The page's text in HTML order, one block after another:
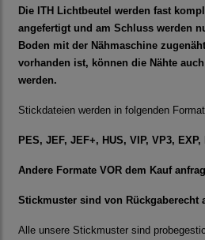
Die ITH Lichtbeutel werden fast
angefertigt und am Schluss werden
Boden mit der Nähmaschine
vorhanden ist, können die Nähte
werden.
Stickdateien werden in folgenden
PES, JEF, JEF+, HUS, VIP, VP3, EXP,
Andere Formate VOR dem Kauf
Stickmuster sind von Rückgaberecht
Alle unsere Stickmuster sind